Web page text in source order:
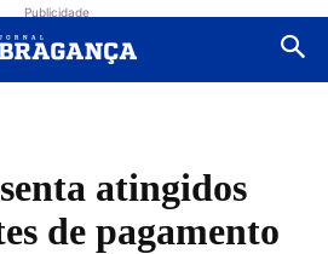
Publicidade
atingidos
de pagamento